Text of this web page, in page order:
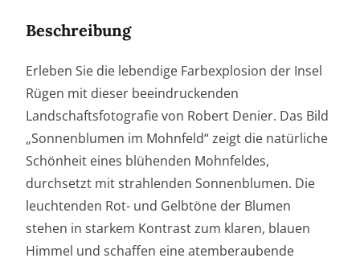
Gelb
Rot
als
Leinwanddruck
Menge
Beschreibung
Erleben Sie die lebendige Farbexplosion der Insel
Rügen mit dieser beeindruckenden
Landschaftsfotografie von Robert Denier. Das Bild
„Sonnenblumen im Mohnfeld“ zeigt die natürliche
Schönheit eines blühenden Mohnfeldes,
durchsetzt mit strahlenden Sonnenblumen. Die
leuchtenden Rot- und Gelbtöne der Blumen
stehen in starkem Kontrast zum klaren, blauen
Himmel und schaffen eine atemberaubende